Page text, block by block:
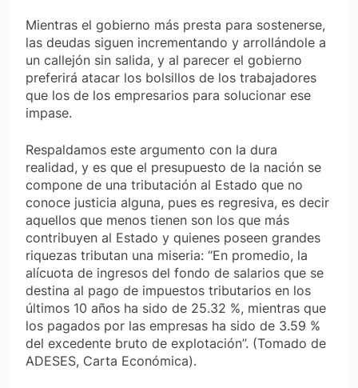
Mientras el gobierno más presta para sostenerse,
las deudas siguen incrementando y arrollándole a
un callejón sin salida, y al parecer el gobierno
preferirá atacar los bolsillos de los trabajadores
que los de los empresarios para solucionar ese
impase.
Respaldamos este argumento con la dura
realidad, y es que el presupuesto de la nación se
compone de una tributación al Estado que no
conoce justicia alguna, pues es regresiva, es decir
aquellos que menos tienen son los que más
contribuyen al Estado y quienes poseen grandes
riquezas tributan una miseria: “En promedio, la
alícuota de ingresos del fondo de salarios que se
destina al pago de impuestos tributarios en los
últimos 10 años ha sido de 25.32 %, mientras que
los pagados por las empresas ha sido de 3.59 %
del excedente bruto de explotación”. (Tomado de
ADESES, Carta Económica).